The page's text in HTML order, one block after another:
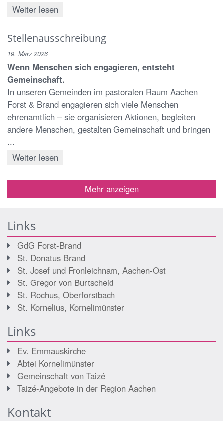
Weiter lesen
Stellenausschreibung
19. März 2026
Wenn Menschen sich engagieren, entsteht
Gemeinschaft.
In unseren Gemeinden im pastoralen Raum Aachen
Forst & Brand engagieren sich viele Menschen
ehrenamtlich – sie organisieren Aktionen, begleiten
andere Menschen, gestalten Gemeinschaft und bringen
...
Weiter lesen
Mehr anzeigen
Links
GdG Forst-Brand
St. Donatus Brand
St. Josef und Fronleichnam, Aachen-Ost
St. Gregor von Burtscheid
St. Rochus, Oberforstbach
St. Kornelius, Kornelimünster
Links
Ev. Emmauskirche
Abtei Kornelimünster
Gemeinschaft von Taizé
Taizé-Angebote in der Region Aachen
Kontakt